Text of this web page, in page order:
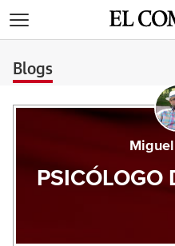
Blogs
PSICÓLOGO